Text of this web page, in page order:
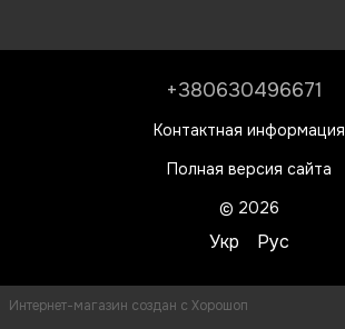
+380630496671
Контактная информация
Полная версия сайта
© 2026
Укр Рус
Интернет-магазин создан с Хорошоп